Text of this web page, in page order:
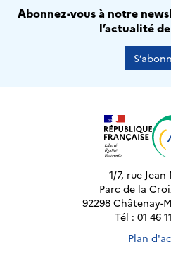
Abonnez-vous à notre
l’actualité
1/7, rue
Parc de la
92298 Châtenay-
Tél : 01 46
Plan